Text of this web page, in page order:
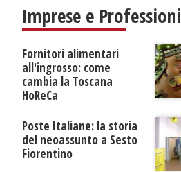
Imprese e Professioni
Fornitori alimentari
all'ingrosso: come
cambia la Toscana
HoReCa
Poste Italiane: la storia
del neoassunto a Sesto
Fiorentino